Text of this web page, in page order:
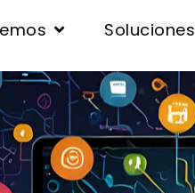
Soluciones